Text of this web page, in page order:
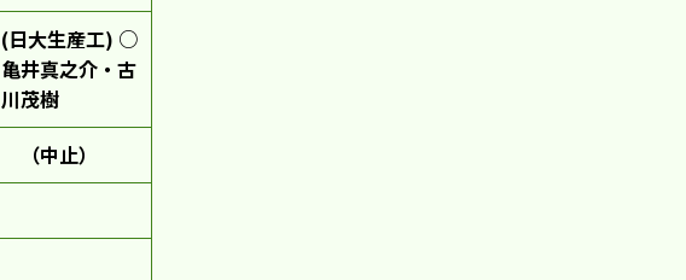
(日大生産工) ○
亀井真之介・古
川茂樹
（中止）